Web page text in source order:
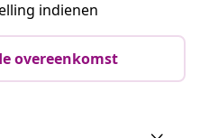
indienen
overeenkomst